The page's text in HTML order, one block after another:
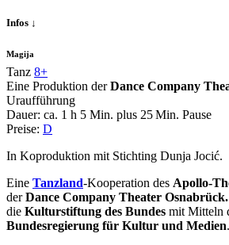
Infos ↓
Magija
Tanz 8+
Eine Produktion derDance Company
Uraufführung
Dauer: ca. 1 h 5 Min. plus 25 Min. Pause
Preise: D
In Koproduktion mit Stichting Dunja Jocić.
Eine Tanzland-Kooperation des Apollo-
derDance Company Theater Osnabrück.
die Kulturstiftung des Bundes mit Mitteln
Bundesregierung für Kultur und Medien.